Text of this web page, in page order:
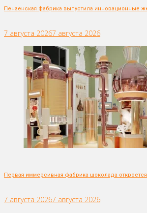
Пензенская фабрика выпустила инновационные
7 августа 20267 августа 2026
Первая иммерсивная фабрика шоколада
7 августа 20267 августа 2026